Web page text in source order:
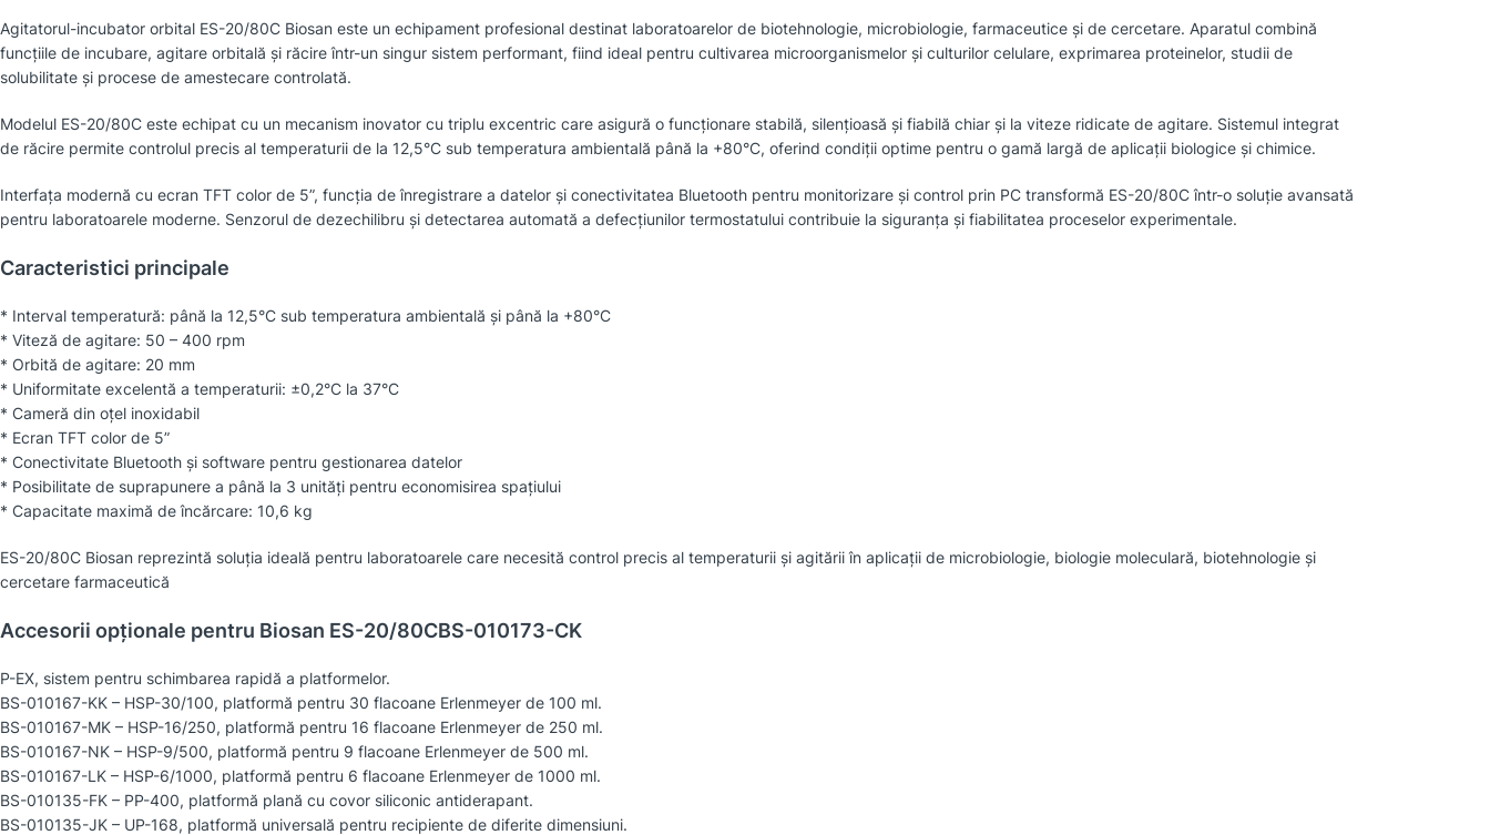
Agitatorul-incubator orbital ES-20/80C Biosan este un echipament profesional destinat laboratoarelor de biotehnologie, microbiologie, farmaceutice și de cercetare. Aparatul combină
funcțiile de incubare, agitare orbitală și răcire într-un singur sistem performant, fiind ideal pentru cultivarea microorganismelor și culturilor celulare, exprimarea proteinelor, studii de
solubilitate și procese de amestecare controlată.
Modelul ES-20/80C este echipat cu un mecanism inovator cu triplu excentric care asigură o funcționare stabilă, silențioasă și fiabilă chiar și la viteze ridicate de agitare. Sistemul integrat
de răcire permite controlul precis al temperaturii de la 12,5°C sub temperatura ambientală până la +80°C, oferind condiții optime pentru o gamă largă de aplicații biologice și chimice.
Interfața modernă cu ecran TFT color de 5”, funcția de înregistrare a datelor și conectivitatea Bluetooth pentru monitorizare și control prin PC transformă ES-20/80C într-o soluție avansată
pentru laboratoarele moderne. Senzorul de dezechilibru și detectarea automată a defecțiunilor termostatului contribuie la siguranța și fiabilitatea proceselor experimentale.
Caracteristici principale
* Interval temperatură: până la 12,5°C sub temperatura ambientală și până la +80°C
* Viteză de agitare: 50 – 400 rpm
* Orbită de agitare: 20 mm
* Uniformitate excelentă a temperaturii: ±0,2°C la 37°C
* Cameră din oțel inoxidabil
* Ecran TFT color de 5”
* Conectivitate Bluetooth și software pentru gestionarea datelor
* Posibilitate de suprapunere a până la 3 unități pentru economisirea spațiului
* Capacitate maximă de încărcare: 10,6 kg
ES-20/80C Biosan reprezintă soluția ideală pentru laboratoarele care necesită control precis al temperaturii și agitării în aplicații de microbiologie, biologie moleculară, biotehnologie și
cercetare farmaceutică
Accesorii opționale pentru Biosan ES-20/80CBS-010173-CK
P-EX, sistem pentru schimbarea rapidă a platformelor.
BS-010167-KK – HSP-30/100, platformă pentru 30 flacoane Erlenmeyer de 100 ml.
BS-010167-MK – HSP-16/250, platformă pentru 16 flacoane Erlenmeyer de 250 ml.
BS-010167-NK – HSP-9/500, platformă pentru 9 flacoane Erlenmeyer de 500 ml.
BS-010167-LK – HSP-6/1000, platformă pentru 6 flacoane Erlenmeyer de 1000 ml.
BS-010135-FK – PP-400, platformă plană cu covor siliconic antiderapant.
BS-010135-JK – UP-168, platformă universală pentru recipiente de diferite dimensiuni.